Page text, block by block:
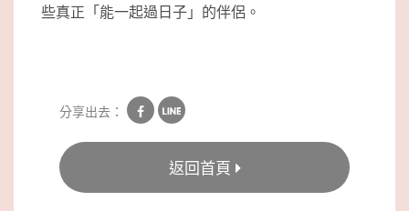
些真正「能一起過日子」的伴侶。
分享出去：
返回首頁